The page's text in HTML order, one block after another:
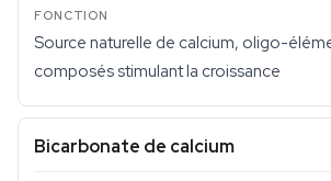
Source naturelle de calcium, oligo-
composés stimulant la croissance
Bicarbonate de calcium